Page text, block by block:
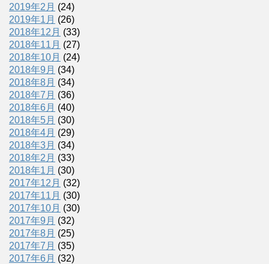
2019年2月 (24)
2019年1月 (26)
2018年12月 (33)
2018年11月 (27)
2018年10月 (24)
2018年9月 (34)
2018年8月 (34)
2018年7月 (36)
2018年6月 (40)
2018年5月 (30)
2018年4月 (29)
2018年3月 (34)
2018年2月 (33)
2018年1月 (30)
2017年12月 (32)
2017年11月 (30)
2017年10月 (30)
2017年9月 (32)
2017年8月 (25)
2017年7月 (35)
2017年6月 (32)